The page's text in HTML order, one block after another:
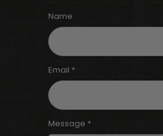
Name
Email *
Message *